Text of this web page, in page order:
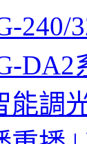
240/
DA2
能調